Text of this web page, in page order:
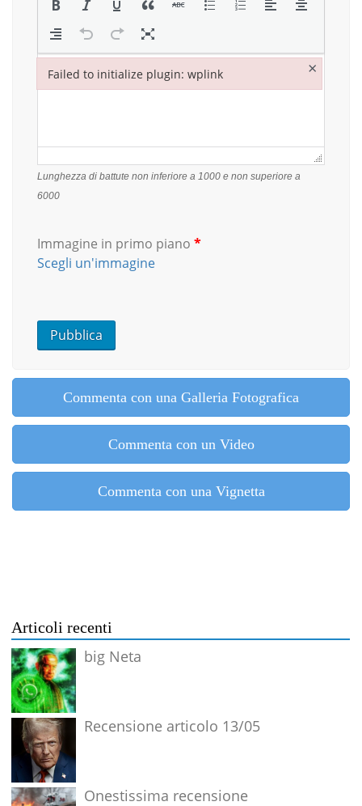
Lunghezza di battute non inferiore a 1000 e non superiore a
6000
Immagine in primo piano *
Scegli un'immagine
Commenta con una Galleria Fotografica
Commenta con un Video
Commenta con una Vignetta
Articoli recenti
big Neta
Recensione articolo 13/05
Onestissima recensione
Failed to initialize plugin: wplink ×
Failed to initialize plugin: wplink